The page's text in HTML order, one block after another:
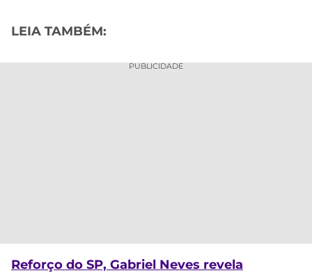
LEIA TAMBÉM:
PUBLICIDADE
Reforço do SP, Gabriel Neves revela